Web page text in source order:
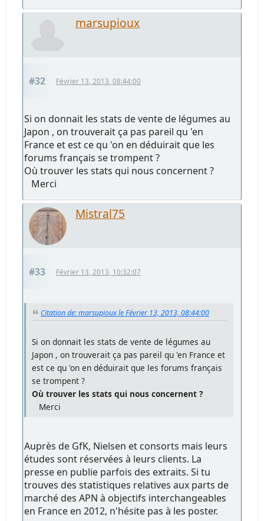
marsupioux
#32 Février 13, 2013, 08:44:00
Si on donnait les stats de vente de légumes au
Japon , on trouverait ça pas pareil qu 'en
France et est ce qu 'on en déduirait que les
forums français se trompent ?
Où trouver les stats qui nous concernent ?
Merci
Mistral75
#33 Février 13, 2013, 10:32:07
Citation de: marsupioux le Février 13, 2013, 08:44:00
Si on donnait les stats de vente de légumes au
Japon , on trouverait ça pas pareil qu 'en France et
est ce qu 'on en déduirait que les forums français
se trompent ?
Où trouver les stats qui nous concernent ?
Merci
Auprès de GfK, Nielsen et consorts mais leurs
études sont réservées à leurs clients. La
presse en publie parfois des extraits. Si tu
trouves des statistiques relatives aux parts de
marché des APN à objectifs interchangeables
en France en 2012, n'hésite pas à les poster.